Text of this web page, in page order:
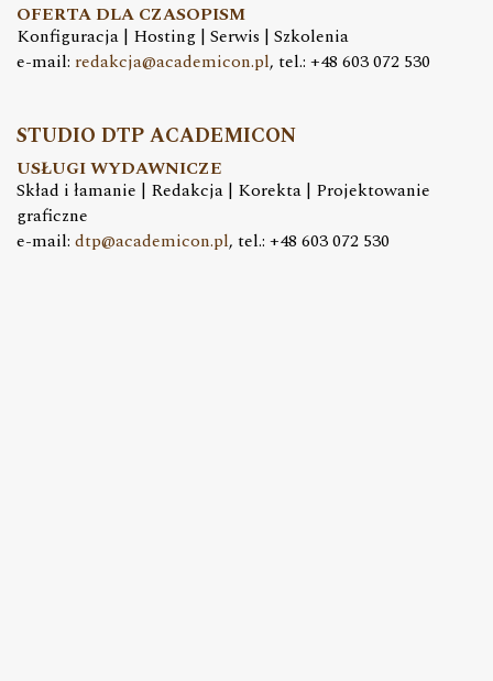
OFERTA DLA CZASOPISM
Konfiguracja | Hosting | Serwis | Szkolenia
e-mail: redakcja@academicon.pl, tel.: +48 603 072 530
STUDIO DTP ACADEMICON
USŁUGI WYDAWNICZE
Skład i łamanie | Redakcja | Korekta | Projektowanie
graficzne
e-mail: dtp@academicon.pl, tel.: +48 603 072 530